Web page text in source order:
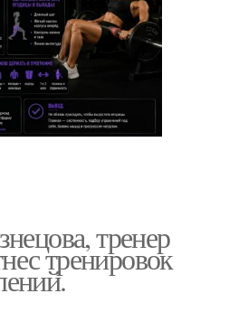
тренер
тренировок